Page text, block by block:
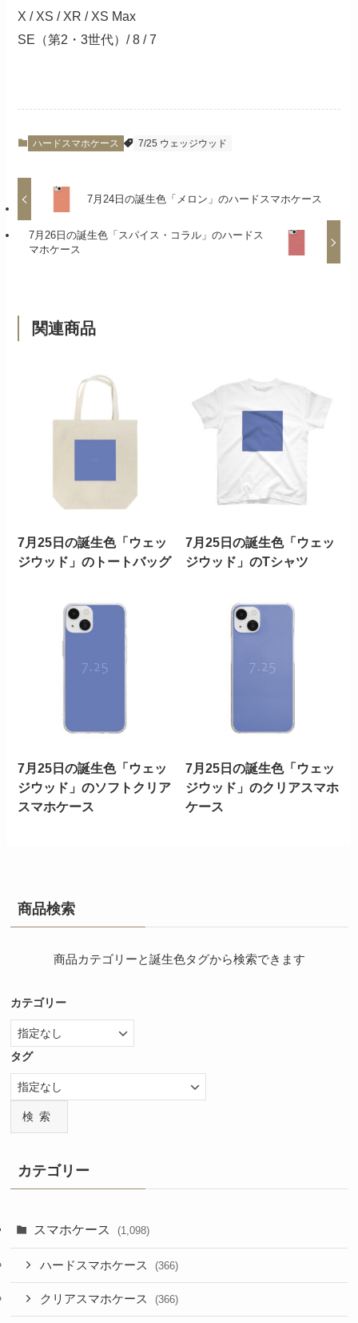
X / XS / XR / XS Max
SE（第2・3世代）/ 8 / 7
ハードスマホケース 7/25 ウェッジウッド
7月24日の誕生色「メロン」のハードスマホケース
7月26日の誕生色「スパイス・コラル」のハードス
マホケース
関連商品
7月25日の誕生色「ウェッ
ジウッド」のトートバッグ
7月25日の誕生色「ウェッ
ジウッド」のTシャツ
7月25日の誕生色「ウェッ
ジウッド」のソフトクリア
スマホケース
7月25日の誕生色「ウェッ
ジウッド」のクリアスマホ
ケース
商品検索
商品カテゴリーと誕生色タグから検索できます
カテゴリー
タグ
検索
カテゴリー
スマホケース (1,098)
ハードスマホケース (366)
クリアスマホケース (366)